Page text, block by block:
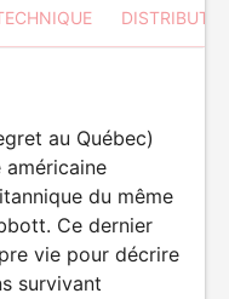
au Québec)
américaine
du même
Ce dernier
vie pour décrire
survivant